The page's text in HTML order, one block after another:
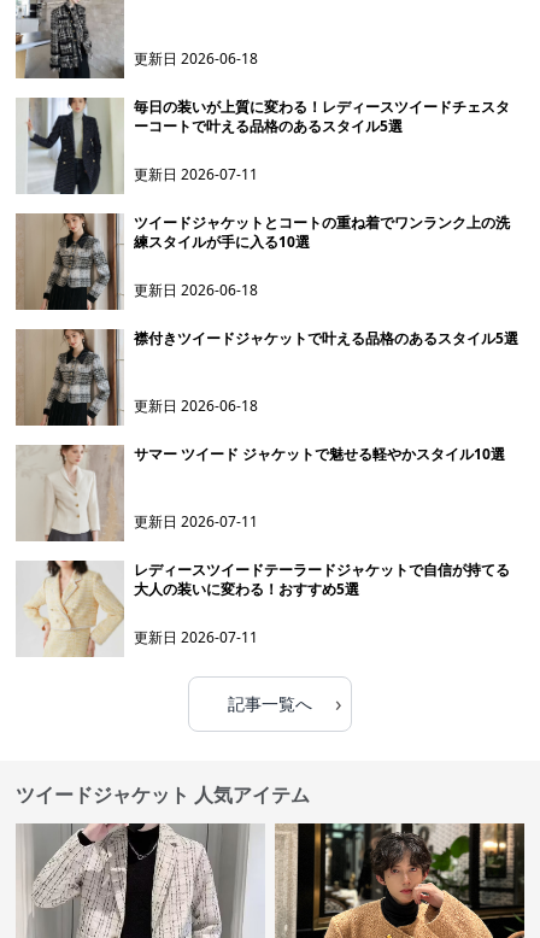
更新日2026-06-18
毎日の装いが上質に変わる！レディースツイードチェスタ
ーコートで叶える品格のあるスタイル5選
更新日2026-07-11
ツイードジャケットとコートの重ね着でワンランク上の洗
練スタイルが手に入る10選
更新日2026-06-18
襟付きツイードジャケットで叶える品格のあるスタイル5選
更新日2026-06-18
サマー ツイード ジャケットで魅せる軽やかスタイル10選
更新日2026-07-11
レディースツイードテーラードジャケットで自信が持てる
大人の装いに変わる！おすすめ5選
更新日2026-07-11
記事一覧へ ›
ツイードジャケット 人気アイテム